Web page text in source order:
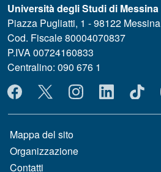
Università degli Studi di Messina
Piazza Pugliatti, 1 - 98122 Messina
Cod. Fiscale 80004070837
P.IVA 00724160833
Centralino: 090 676 1
MENÙ SOCIAL
MENÙ FOOTER 1
Mappa del sito
Organizzazione
Contatti